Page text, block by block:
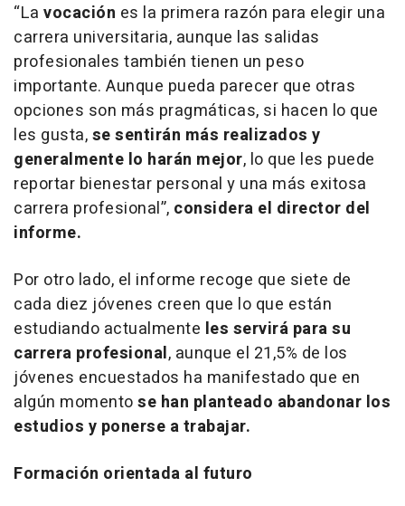
“La vocación es la primera razón para elegir una
carrera universitaria, aunque las salidas
profesionales también tienen un peso
importante. Aunque pueda parecer que otras
opciones son más pragmáticas, si hacen lo que
les gusta,se sentirán más realizados y
generalmente lo harán mejor, lo que les puede
reportar bienestar personal y una más exitosa
carrera profesional”, considera el director del
informe.
Por otro lado, el informe recoge que siete de
cada diez jóvenes creen que lo que están
estudiando actualmente les servirá para su
carrera profesional, aunque el 21,5% de los
jóvenes encuestados ha manifestado que en
algún momentose han planteado abandonar los
estudios y ponerse a trabajar.
Formación orientada al futuro